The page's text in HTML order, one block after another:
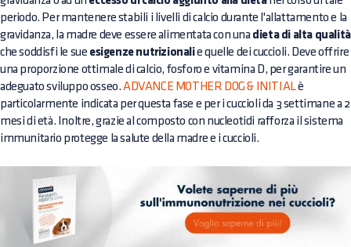
periodo. Per mantenere stabili i livelli di calcio durante l'allattamento e la
gravidanza, la madre deve essere alimentata con una dieta di alta qualità
che soddisfi le sue esigenze nutrizionalie quelle dei cuccioli. Deve offrire
una proporzione ottimale di calcio, fosforo e vitamina D, per garantire un
adeguato sviluppo osseo.ADVANCE MOTHER DOG & INITIALè
particolarmente indicata per questa fase e per i cuccioli da 3 settimane a 2
mesi di età. Inoltre, grazie al composto con nucleotidi rafforza il sistema
immunitario protegge la salute della madre e i cuccioli.